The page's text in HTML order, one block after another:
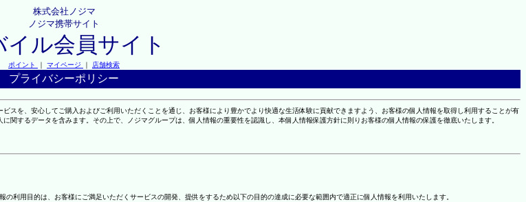
株式会社ノジマ
ノジマ携帯サイト
イル会員サイト
ポイント ｜ マイページ ｜ 店舗検索
プライバシーポリシー
を、安心してご購入およびご利用いただくことを通じ、お客様により豊かでより快適な生活体験に貢献できますよう、お客様の個人情報を取得し利用することが有
するデータを含みます。その上で、ノジマグループは、個人情報の重要性を認識し、本個人情報保護方針に則りお客様の個人情報の保護を徹底いたします。
利用目的は、お客様にご満足いただくサービスの開発、提供をするため以下の目的の達成に必要な範囲内で適正に個人情報を利用いたします。